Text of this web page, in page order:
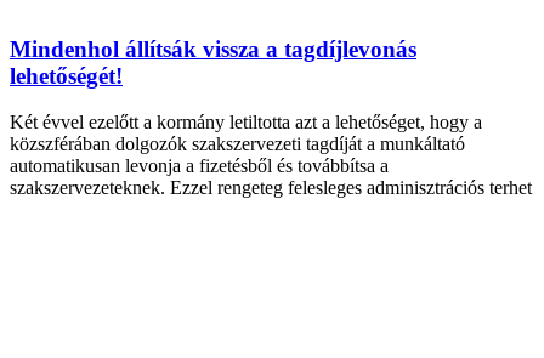
Mindenhol állítsák vissza a tagdíjlevonás
lehetőségét!
Két évvel ezelőtt a kormány letiltotta azt a lehetőséget, hogy a
közszférában dolgozók szakszervezeti tagdíját a munkáltató
automatikusan levonja a fizetésből és továbbítsa a
szakszervezeteknek. Ezzel rengeteg felesleges adminisztrációs terhet